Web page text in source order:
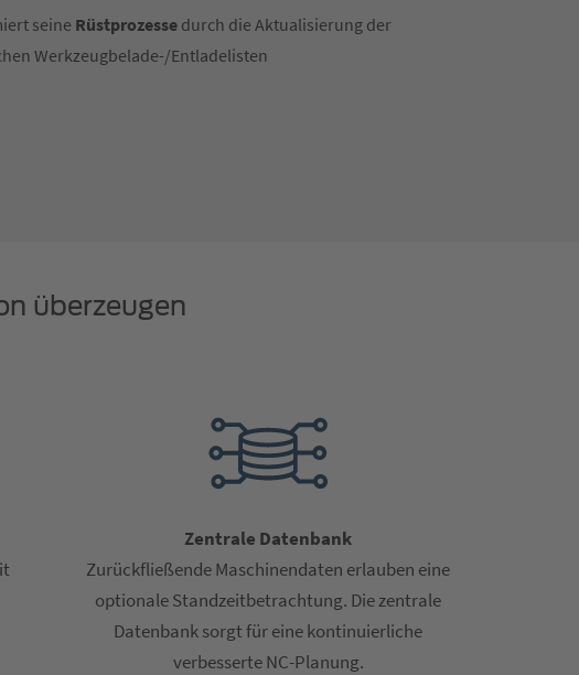
seine Rüstprozesse durch die Aktualisierung der
Werkzeugbelade-/Entladelisten
überzeugen
Zentrale Datenbank
Zurückfließende Maschinendaten erlauben eine
optionale Standzeitbetrachtung. Die zentrale
Datenbank sorgt für eine kontinuierliche
verbesserte NC-Planung.